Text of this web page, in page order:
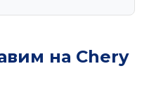
на Chery